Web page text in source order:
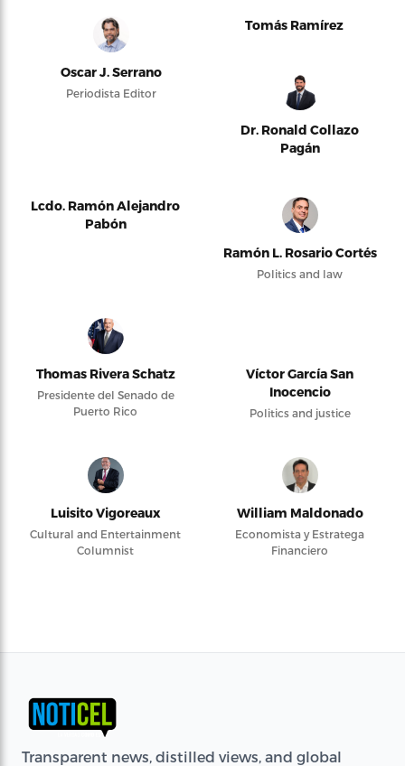
Oscar J. Serrano
Periodista Editor
Tomás Ramírez
Dr. Ronald Collazo
Pagán
Lcdo. Ramón Alejandro
Pabón
Ramón L. Rosario Cortés
Politics and law
Thomas Rivera Schatz
Presidente del Senado de
Puerto Rico
Víctor García San
Inocencio
Politics and justice
Luisito Vigoreaux
Cultural and Entertainment
Columnist
William Maldonado
Economista y Estratega
Financiero
Transparent news, distilled views, and global